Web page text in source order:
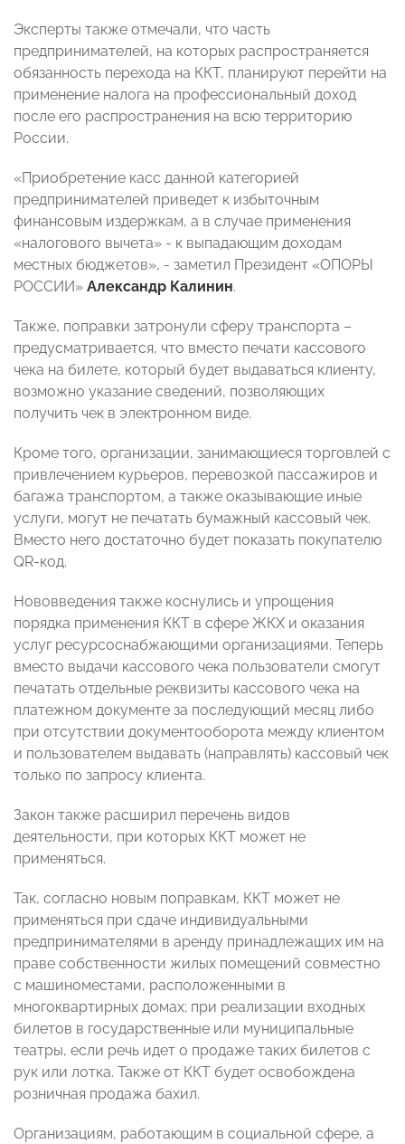
Эксперты также отмечали, что часть
предпринимателей, на которых распространяется
обязанность перехода на ККТ, планируют перейти на
применение налога на профессиональный доход
после его распространения на всю территорию
России.
«Приобретение касс данной категорией
предпринимателей приведет к избыточным
финансовым издержкам, а в случае применения
«налогового вычета» - к выпадающим доходам
местных бюджетов», - заметил Президент «ОПОРЫ
РОССИИ» Александр Калинин.
Также, поправки затронули сферу транспорта –
предусматривается, что вместо печати кассового
чека на билете, который будет выдаваться клиенту,
возможно указание сведений, позволяющих
получить чек в электронном виде.
Кроме того, организации, занимающиеся торговлей с
привлечением курьеров, перевозкой пассажиров и
багажа транспортом, а также оказывающие иные
услуги, могут не печатать бумажный кассовый чек.
Вместо него достаточно будет показать покупателю
QR-код.
Нововведения также коснулись и упрощения
порядка применения ККТ в сфере ЖКХ и оказания
услуг ресурсоснабжающими организациями. Теперь
вместо выдачи кассового чека пользователи смогут
печатать отдельные реквизиты кассового чека на
платежном документе за последующий месяц либо
при отсутствии документооборота между клиентом
и пользователем выдавать (направлять) кассовый чек
только по запросу клиента.
Закон также расширил перечень видов
деятельности, при которых ККТ может не
применяться.
Так, согласно новым поправкам, ККТ может не
применяться при сдаче индивидуальными
предпринимателями в аренду принадлежащих им на
праве собственности жилых помещений совместно
с машиноместами, расположенными в
многоквартирных домах; при реализации входных
билетов в государственные или муниципальные
театры, если речь идет о продаже таких билетов с
рук или лотка. Также от ККТ будет освобождена
розничная продажа бахил.
Организациям, работающим в социальной сфере, а